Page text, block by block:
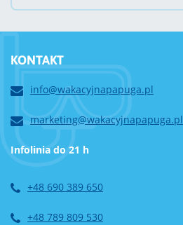
KONTAKT
info@wakacyjnapapuga.pl
marketing@wakacyjnapapuga.pl
Infolinia do 21 h
+48 690 389 650
+48 789 809 530